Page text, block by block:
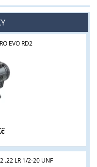
EVO RD2
.22 LR 1/2-20 UNF